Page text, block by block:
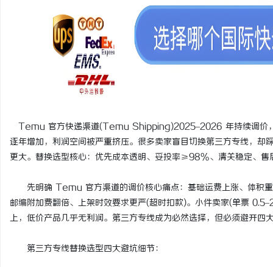
Temu 官方快递渠道(Temu Shipping)2025–2026 年持续调价
逐年增加，利润空间被严重挤压。很多卖家盲目切换第三方专线，
更大。替换选型核心：优先成本透明、妥投率≥98%、清关稳定、售
先明确 Temu 官方渠道的调价核心痛点：基础运费上涨、体积
邮编附加费翻倍、上架时效要求更严(超时扣款)。小件卖家(单票
上，低价产品几乎无利润。第三方专线成为必然选择，但必须避开四
第三方专线替换选型四大避坑细节：
马影视：打造全新观影体验的影像平台探索 短剧网：引领碎片化时